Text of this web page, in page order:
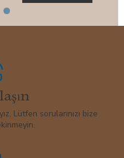
Lütfen sorularınızı bize